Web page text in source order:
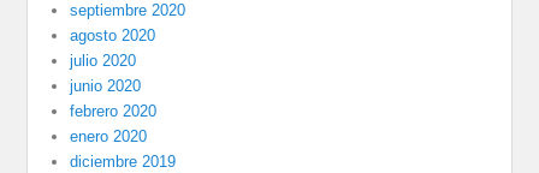
septiembre 2020
agosto 2020
julio 2020
junio 2020
febrero 2020
enero 2020
diciembre 2019